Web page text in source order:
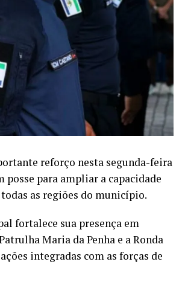
reforço nesta segunda-feira
posse para ampliar a capacidade
as regiões do município.
fortalece sua presença em
Maria da Penha e a Ronda
integradas com as forças de